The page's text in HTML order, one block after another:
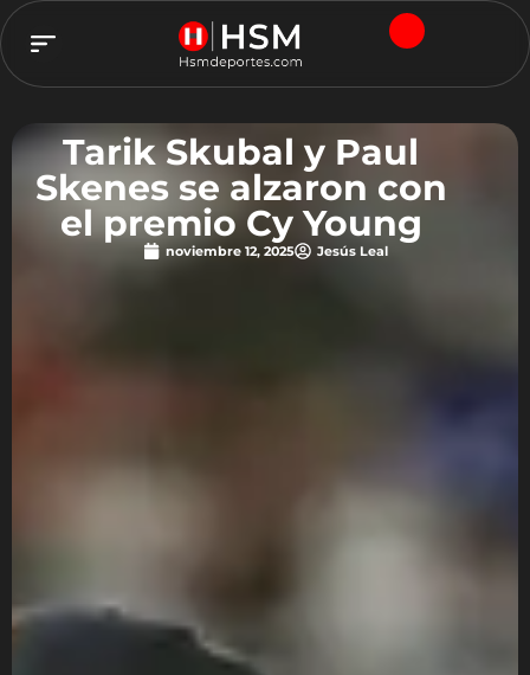
Tarik Skubal y Paul
Skenes se alzaron con
el premio Cy Young
noviembre 12, 2025 Jesús Leal